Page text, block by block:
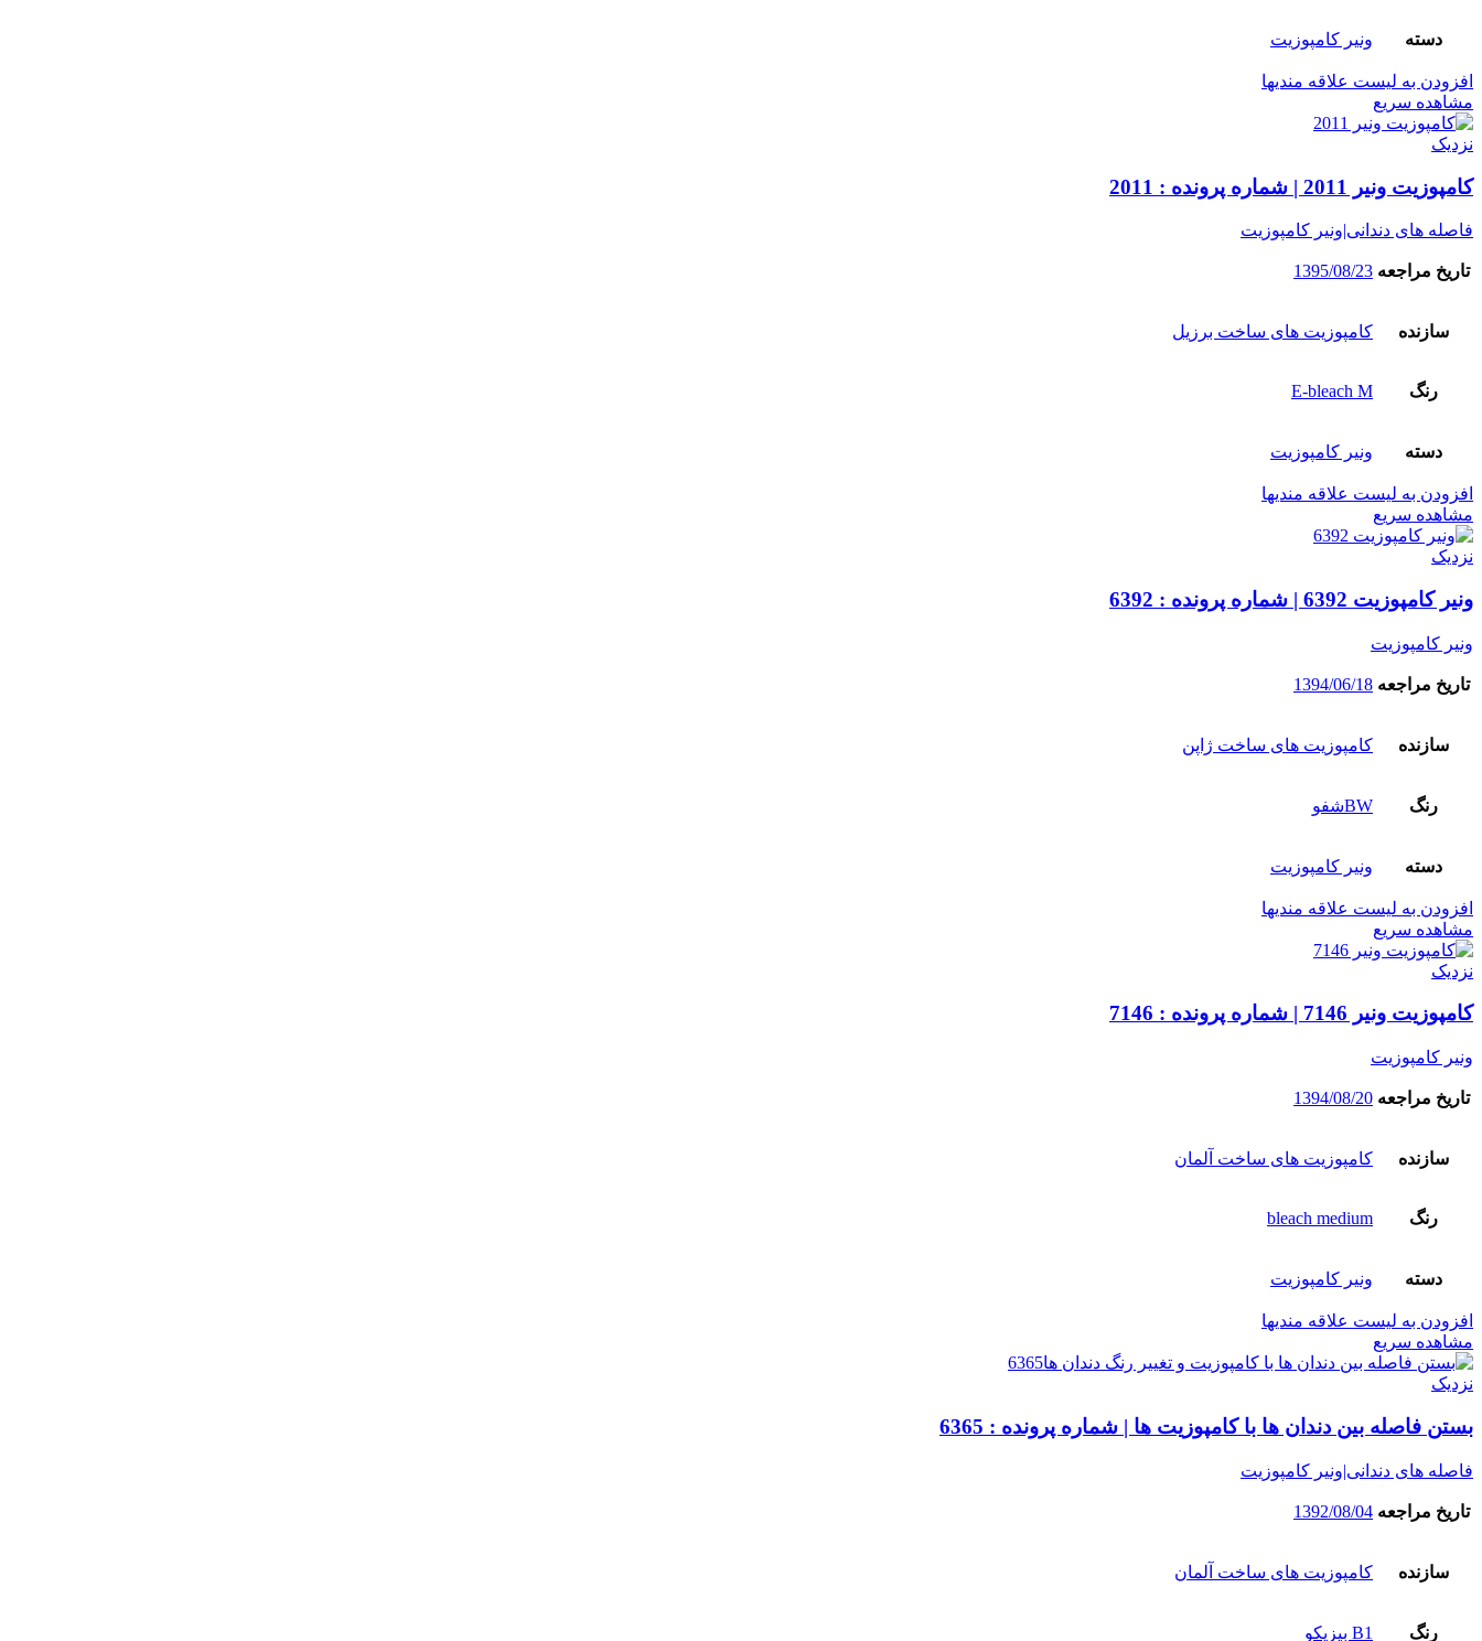
دسته ونیر کامپوزیت
افزودن به لیست علاقه مندیها
مشاهده سریع
نزدیک
کامپوزیت ونیر 2011 | شماره پرونده : 2011
فاصله های دندانی|ونیر کامپوزیت
تاریخ مراجعه 1395/08/23
سازنده کامپوزیت های ساخت برزیل
رنگ E-bleach M
دسته ونیر کامپوزیت
افزودن به لیست علاقه مندیها
مشاهده سریع
نزدیک
ونیر کامپوزیت 6392 | شماره پرونده : 6392
ونیر کامپوزیت
تاریخ مراجعه 1394/06/18
سازنده کامپوزیت های ساخت ژاپن
رنگ BWشفو
دسته ونیر کامپوزیت
افزودن به لیست علاقه مندیها
مشاهده سریع
نزدیک
کامپوزیت ونیر 7146 | شماره پرونده : 7146
ونیر کامپوزیت
تاریخ مراجعه 1394/08/20
سازنده کامپوزیت های ساخت آلمان
رنگ bleach medium
دسته ونیر کامپوزیت
افزودن به لیست علاقه مندیها
مشاهده سریع
نزدیک
بستن فاصله بین دندان ها با کامپوزیت ها | شماره پرونده : 6365
فاصله های دندانی|ونیر کامپوزیت
تاریخ مراجعه 1392/08/04
سازنده کامپوزیت های ساخت آلمان
رنگ B1 بیزیکو